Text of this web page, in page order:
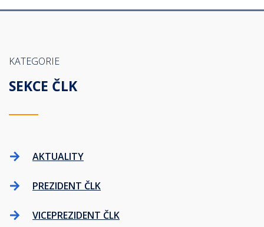
KATEGORIE
SEKCE ČLK
AKTUALITY
PREZIDENT ČLK
VICEPREZIDENT ČLK